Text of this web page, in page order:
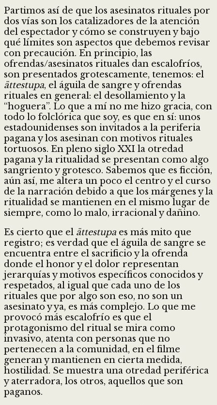
Partimos así de que los asesinatos rituales por
dos vías son los catalizadores de la atención
del espectador y cómo se construyen y bajo
qué límites son aspectos que debemos revisar
con precaución. En principio, las
ofrendas/asesinatos rituales dan escalofríos,
son presentados grotescamente, tenemos: el
ättestupa, el águila de sangre y ofrendas
rituales en general: el desollamiento y la
“hoguera”. Lo que a mí no me hizo gracia, con
todo lo folclórica que soy, es que en sí: unos
estadounidenses son invitados a la periferia
pagana y los asesinan con motivos rituales
tortuosos. En pleno siglo XXI la otredad
pagana y la ritualidad se presentan como algo
sangriento y grotesco. Sabemos que es ficción,
aún así, me altera un poco el centro y el curso
de la narración debido a que los márgenes y la
ritualidad se mantienen en el mismo lugar de
siempre, como lo malo, irracional y dañino.
Es cierto que el ättestupa es más mito que
registro; es verdad que el águila de sangre se
encuentra entre el sacrificio y la ofrenda
donde el honor y el dolor representan
jerarquías y motivos específicos conocidos y
respetados, al igual que cada uno de los
rituales que por algo son eso, no son un
asesinato y ya, es más complejo. Lo que me
provocó más escalofrío es que el
protagonismo del ritual se mira como
invasivo, atenta con personas que no
pertenecen a la comunidad, en el filme
generan y mantienen en cierta medida,
hostilidad. Se muestra una otredad periférica
y aterradora, los otros, aquellos que son
paganos.